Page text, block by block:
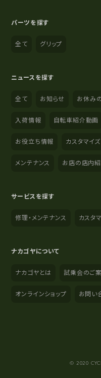
パーツを探す
全て グリップ
ニュースを探す
全て お知らせ お休み
入荷情報 自転車紹介動画
お役立ち情報 カスタマイズ
メンテナンス お店の店内
サービスを探す
修理・メンテナンス カスタ
ナカゴヤについて
ナカゴヤとは 試乗会のご
オンラインショップ お問い
© 2020